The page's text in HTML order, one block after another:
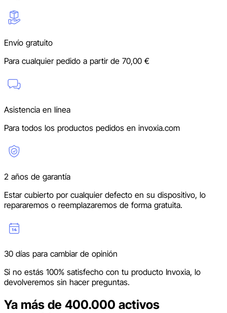
Envío gratuito
Para cualquier pedido a partir de 70,00 €
Asistencia en línea
Para todos los productos pedidos en invoxia.com
2 años de garantía
Estar cubierto por cualquier defecto en su dispositivo, lo
repararemos o reemplazaremos de forma gratuita.
30 días para cambiar de opinión
Si no estás 100% satisfecho con tu producto Invoxia, lo
devolveremos sin hacer preguntas.
Ya más de 400.000 activos